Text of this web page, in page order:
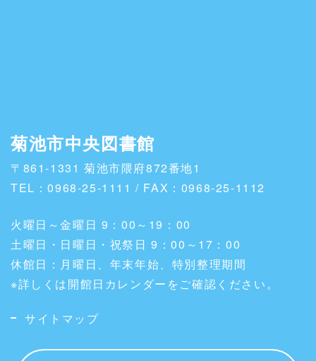
菊池市中央図書館
〒861-1331 菊池市隈府872番地1
TEL：0968-25-1111 / FAX：0968-25-1112
火曜日～金曜日 9：00～19：00
土曜日・日曜日・祝祭日 9：00～17：00
休館日：月曜日、年末年始、特別整理期間
※詳しくは開館日カレンダーをご確認ください。
サイトマップ